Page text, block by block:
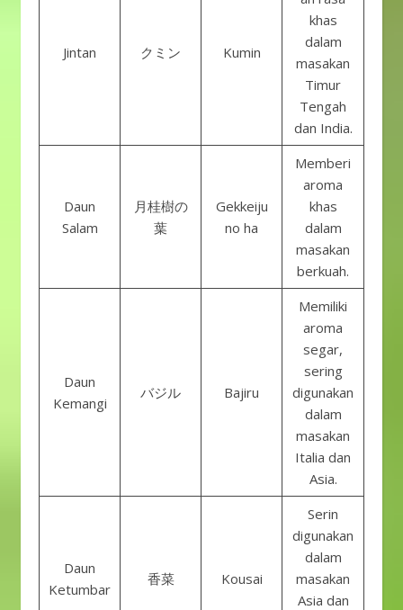
Jintan クミン Kumin
khas
dalam
masakan
Timur
Tengah
dan India.
Daun
Salam
月桂樹の
葉
Gekkeiju
no ha
Memberi
aroma
khas
dalam
masakan
berkuah.
Daun
Kemangi
バジル Bajiru
Memiliki
aroma
segar,
sering
digunakan
dalam
masakan
Italia dan
Asia.
Daun
Ketumbar
香菜 Kousai
Serin
digunakan
dalam
masakan
Asia dan